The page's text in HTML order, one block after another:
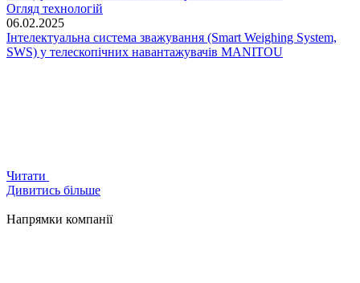
Огляд технологій
06.02.2025
Інтелектуальна система зважування (Smart Weighing System,
SWS) у телескопічних навантажувачів MANITOU
Читати
Дивитись більше
Напрямки компанії